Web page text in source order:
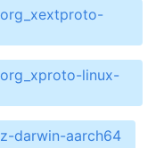
linux-
darwin-aarch64